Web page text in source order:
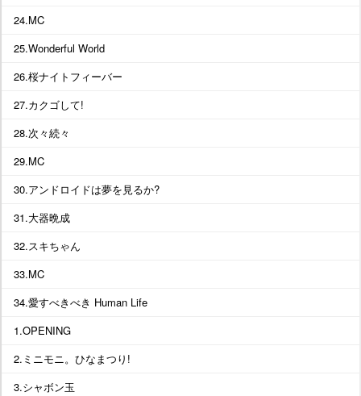
24.MC
25.Wonderful World
26.桜ナイトフィーバー
27.カクゴして!
28.次々続々
29.MC
30.アンドロイドは夢を見るか?
31.大器晩成
32.スキちゃん
33.MC
34.愛すべきべき Human Life
1.OPENING
2.ミニモニ。ひなまつり!
3.シャボン玉